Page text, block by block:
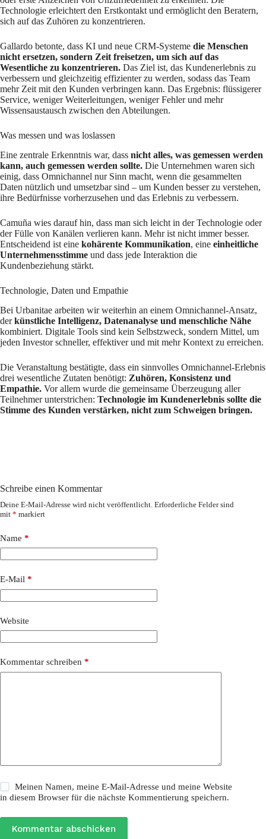
Technologie erleichtert den Erstkontakt und ermöglicht den Beratern,
sich auf das Zuhören zu konzentrieren.
Gallardo betonte, dass KI und neue CRM-Systeme die Menschen
nicht ersetzen, sondern Zeit freisetzen, um sich auf das
Wesentliche zu konzentrieren. Das Ziel ist, das Kundenerlebnis zu
verbessern und gleichzeitig effizienter zu werden, sodass das Team
mehr Zeit mit den Kunden verbringen kann. Das Ergebnis: flüssigerer
Service, weniger Weiterleitungen, weniger Fehler und mehr
Wissensaustausch zwischen den Abteilungen.
Was messen und was loslassen
Eine zentrale Erkenntnis war, dass nicht alles, was gemessen werden
kann, auch gemessen werden sollte. Die Unternehmen waren sich
einig, dass Omnichannel nur Sinn macht, wenn die gesammelten
Daten nützlich und umsetzbar sind – um Kunden besser zu verstehen,
ihre Bedürfnisse vorherzusehen und das Erlebnis zu verbessern.
Camuña wies darauf hin, dass man sich leicht in der Technologie oder
der Fülle von Kanälen verlieren kann. Mehr ist nicht immer besser.
Entscheidend ist eine kohärente Kommunikation, eine einheitliche
Unternehmensstimme und dass jede Interaktion die
Kundenbeziehung stärkt.
Technologie, Daten und Empathie
Bei Urbanitae arbeiten wir weiterhin an einem Omnichannel-Ansatz,
derkünstliche Intelligenz, Datenanalyse und menschliche Nähe
kombiniert. Digitale Tools sind kein Selbstzweck, sondern Mittel, um
jeden Investor schneller, effektiver und mit mehr Kontext zu erreichen.
Die Veranstaltung bestätigte, dass ein sinnvolles Omnichannel-Erlebnis
drei wesentliche Zutaten benötigt: Zuhören, Konsistenz und
Empathie. Vor allem wurde die gemeinsame Überzeugung aller
Teilnehmer unterstrichen: Technologie im Kundenerlebnis sollte die
Stimme des Kunden verstärken, nicht zum Schweigen bringen.
Schreibe einen Kommentar
Deine E-Mail-Adresse wird nicht veröffentlicht. Erforderliche Felder sind
mit * markiert
Name *
E-Mail *
Website
Kommentar schreiben *
Meinen Namen, meine E-Mail-Adresse und meine Website
in diesem Browser für die nächste Kommentierung speichern.
Kommentar abschicken